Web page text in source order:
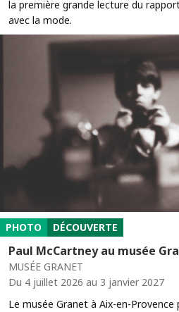
la première grande lecture du
avec la mode.
PHOTO DÉCOUVERTE
Paul McCartney au musée
MUSÉE GRANET
Du 4 juillet 2026 au 3 janvier 2027
Le musée Granet à Aix-en-